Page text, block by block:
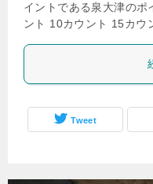
イントである泉大津のポ
ント 10カウント 15カ
Tweet